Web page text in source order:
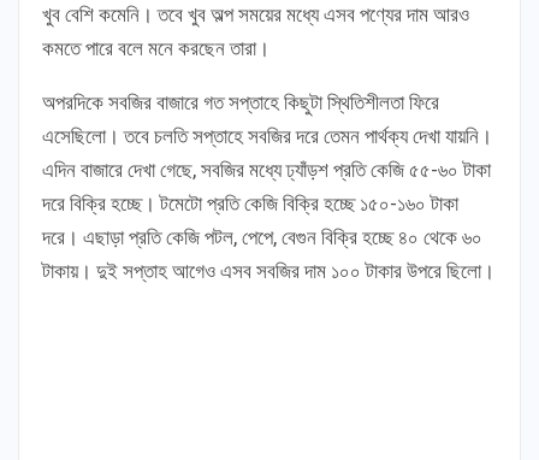
খুব বেশি কমেনি। তবে খুব অল্প সময়ের মধ্যে এসব পণ্যের দাম আরও
কমতে পারে বলে মনে করছেন তারা।
অপরদিকে সবজির বাজারে গত সপ্তাহে কিছুটা স্থিতিশীলতা ফিরে
এসেছিলো। তবে চলতি সপ্তাহে সবজির দরে তেমন পার্থক্য দেখা যায়নি।
এদিন বাজারে দেখা গেছে, সবজির মধ্যে ঢ্যাঁড়শ প্রতি কেজি ৫৫-৬০ টাকা
দরে বিক্রি হচ্ছে। টমেটো প্রতি কেজি বিক্রি হচ্ছে ১৫০-১৬০ টাকা
দরে। এছাড়া প্রতি কেজি পটল, পেপে, বেগুন বিক্রি হচ্ছে ৪০ থেকে ৬০
টাকায়। দুই সপ্তাহ আগেও এসব সবজির দাম ১০০ টাকার উপরে ছিলো।